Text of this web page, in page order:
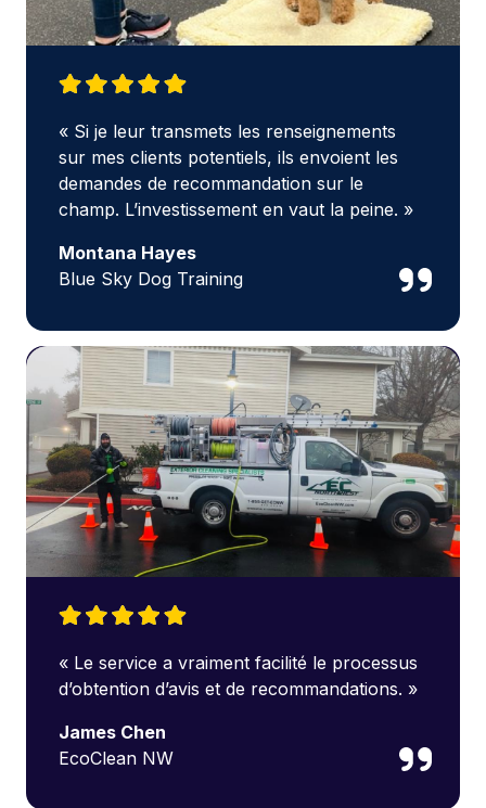
« Si je leur transmets les renseignements
sur mes clients potentiels, ils envoient les
demandes de recommandation sur le
champ. L’investissement en vaut la peine. »
Montana Hayes
Blue Sky Dog Training
« Le service a vraiment facilité le processus
d’obtention d’avis et de recommandations. »
James Chen
EcoClean NW